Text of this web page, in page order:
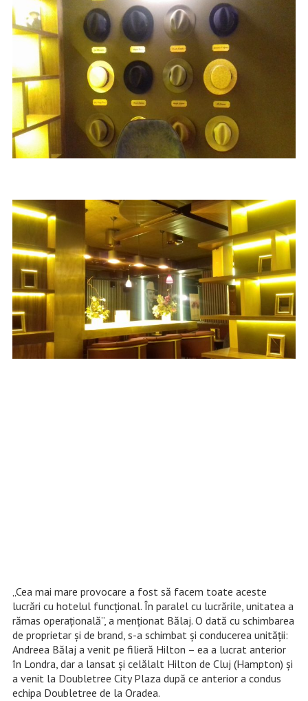
„Cea mai mare provocare a fost să facem toate aceste
lucrări cu hotelul funcţional. În paralel cu lucrările, unitatea a
rămas operaţională”, a menţionat Bălaj. O dată cu schimbarea
de proprietar şi de brand, s-a schimbat şi conducerea unităţii:
Andreea Bălaj a venit pe filieră Hilton – ea a lucrat anterior
în Londra, dar a lansat şi celălalt Hilton de Cluj (Hampton) şi
a venit la Doubletree City Plaza după ce anterior a condus
echipa Doubletree de la Oradea.